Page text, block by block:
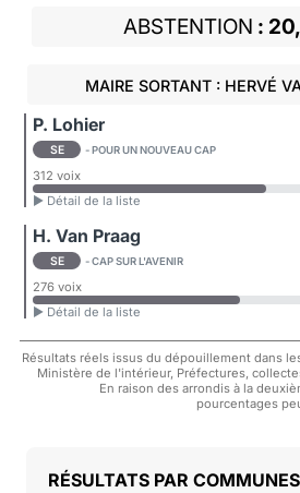
ABSTENTION
MAIRE SORTANT : HERVÉ
P. Lohier
SE - POUR UN NOUVEAU CAP
312 voix
► Détail de la liste
H. Van Praag
SE - CAP SUR L'AVENIR
276 voix
► Détail de la liste
Résultats réels issus du dépouillement dans
Ministère de l'intérieur, Préfectures,
En raison des arrondis à la
pourcentages